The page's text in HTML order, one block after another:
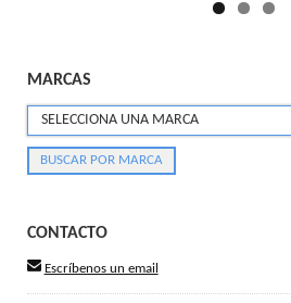
MARCAS
CONTACTO
Escríbenos un email